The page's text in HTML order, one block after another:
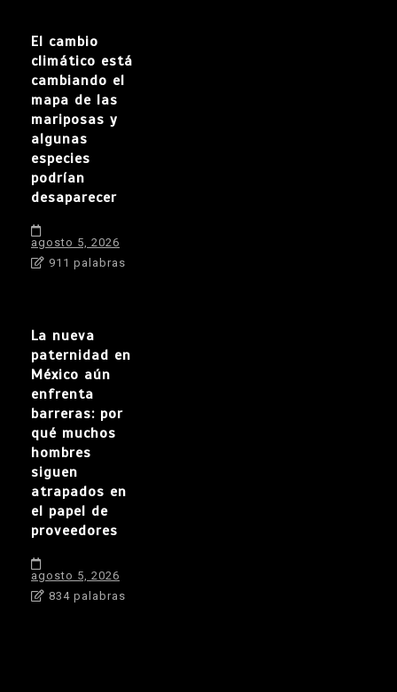
El cambio
climático está
cambiando el
mapa de las
mariposas y
algunas
especies
podrían
desaparecer
agosto 5, 2026
911 palabras
La nueva
paternidad en
México aún
enfrenta
barreras: por
qué muchos
hombres
siguen
atrapados en
el papel de
proveedores
agosto 5, 2026
834 palabras